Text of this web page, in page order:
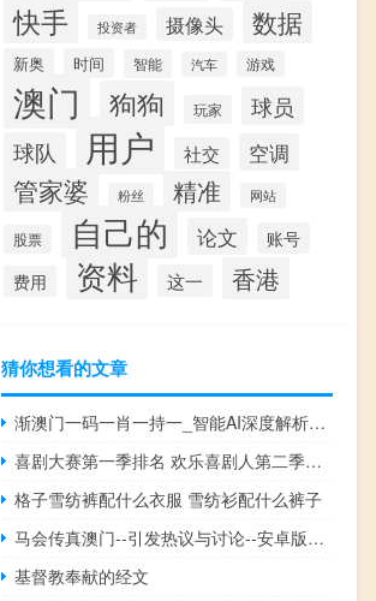
快手 投资者 摄像头 数据
新奥 时间 智能 汽车 游戏
澳门 狗狗 玩家
球员
球队
用户 社交 空调
管家婆 粉丝 精准 网站
股票 自己的 论文
账号
费用
资料 这一 香港
猜你想看的文章
渐澳门一码一肖一持一_智能AI深度解析_百家号版v47.08.183
喜剧大赛第一季排名 欢乐喜剧人第二季排名
格子雪纺裤配什么衣服 雪纺衫配什么裤子
马会传真澳门--引发热议与讨论--安卓版169.804
基督教奉献的经文